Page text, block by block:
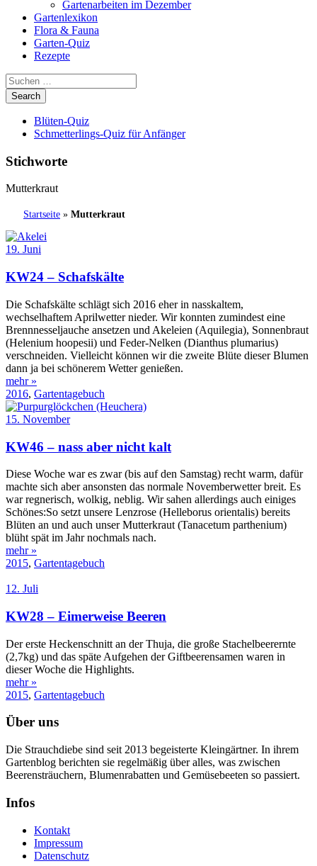
Gartenarbeiten im Dezember
Gartenlexikon
Flora & Fauna
Garten-Quiz
Rezepte
Blüten-Quiz
Schmetterlings-Quiz für Anfänger
Stichworte
Mutterkraut
Startseite » Mutterkraut
19. Juni
KW24 – Schafskälte
Die Schafskälte schlägt sich 2016 eher in nasskaltem,
wechselhaftem Aprilwetter nieder. Wir konnten zumindest eine
Brennnesseljauche ansetzen und Akeleien (Aquilegia), Sonnenbraut
(Helenium hoopesii) und Feder-Nelken (Dianthus plumarius)
verschneiden. Vielleicht können wir die zweite Blüte dieser Blumen
dann ja bei schönerem Wetter genießen.
mehr »
2016, Gartentagebuch
15. November
KW46 – nass aber nicht kalt
Diese Woche war es zwar (bis auf den Samstag) recht warm, dafür
machte sich aber ansonsten das normale Novemberwetter breit. Es
war regnerisch, wolkig, neblig. Wir sahen allerdings auch einiges
Schönes:So setzt unsere Lenzrose (Helleborus orientalis) bereits
Blüten an und auch unser Mutterkraut (Tanacetum parthenium)
blüht spät im Jahr nochmals nach.
mehr »
2015, Gartentagebuch
12. Juli
KW28 – Eimerweise Beeren
Der erste Heckenschnitt an der Thuja, die große Stachelbeerernte
(2,7kg) und das späte Aufgehen der Giftbeerensamen waren in
dieser Woche die Highlights.
mehr »
2015, Gartentagebuch
Über uns
Die Strauchdiebe sind seit 2013 begeisterte Kleingärtner. In ihrem
Gartenblog berichten sie regelmäßig über alles, was zwischen
Beerensträuchern, Blumenrabatten und Gemüsebeeten so passiert.
Infos
Kontakt
Impressum
Datenschutz